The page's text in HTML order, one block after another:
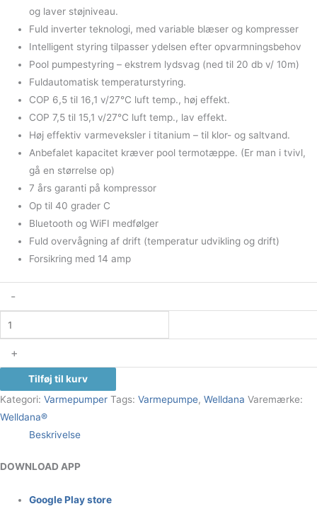
og laver støjniveau.
Fuld inverter teknologi, med variable blæser og kompresser
Intelligent styring tilpasser ydelsen efter opvarmningsbehov
Pool pumpestyring – ekstrem lydsvag (ned til 20 db v/ 10m)
Fuldautomatisk temperaturstyring.
COP 6,5 til 16,1 v/27°C luft temp., høj effekt.
COP 7,5 til 15,1 v/27°C luft temp., lav effekt.
Høj effektiv varmeveksler i titanium – til klor- og saltvand.
Anbefalet kapacitet kræver pool termotæppe. (Er man i tvivl,
gå en størrelse op)
7 års garanti på kompressor
Op til 40 grader C
Bluetooth og WiFI medfølger
Fuld overvågning af drift (temperatur udvikling og drift)
Forsikring med 14 amp
-
+
Tilføj til kurv
Kategori: Varmepumper Tags: Varmepumpe, Welldana Varemærke:
Welldana®
Beskrivelse
DOWNLOAD APP
Google Play store